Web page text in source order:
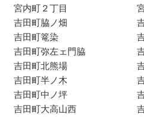
宮内町２丁目
吉田町脇ノ畑
吉田町篭染
吉田町弥左ェ門脇
吉田町北熊場
吉田町半ノ木
吉田町中ノ坪
吉田町大高山西